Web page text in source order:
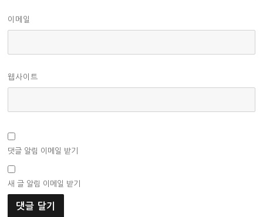
이메일
웹사이트
댓글 알림 이메일 받기
새 글 알림 이메일 받기